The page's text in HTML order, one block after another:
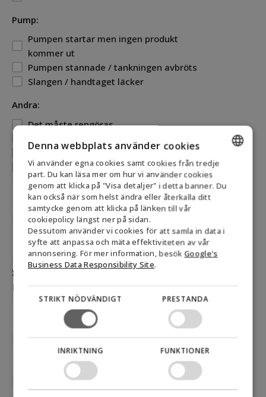
Pump:
Pumpen startar men ingen produkt
kommer ut
Pumpen stannade / tankningen avbröts
Slangen / handtaget läcker
Andra:
Det måste rengöras
Det finns ingen snöröjning
Inget skräp har tömts
produkt
pumpnummer
Sätt in valfri e-post och / eller
mobilnummer
Message
ENGLISH
DANISH
NORWEGIAN
SWEDISH
Denna webbplats använder cookies
Vi använder egna cookies samt cookies från tredje
part. Du kan läsa mer om hur vi använder cookies
genom att klicka på "Visa detaljer" i detta banner. Du
kan också när som helst ändra eller återkalla ditt
samtycke genom att klicka på länken till vår
cookiepolicy längst ner på sidan.
Dessutom använder vi cookies för att samla in data i
syfte att anpassa och mäta effektiviteten av vår
annonsering. För mer information, besökGoogle's
Business Data Responsibility Site.
STRIKT NÖDVÄNDIGT PRESTANDA
INRIKTNING FUNKTIONER